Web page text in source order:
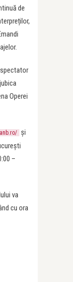
de
Operei
și
–
va
cu ora